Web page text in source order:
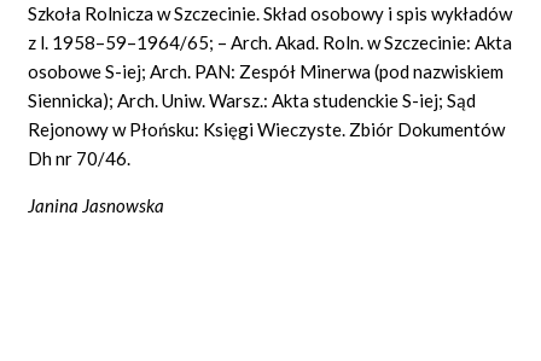
Szkoła Rolnicza w Szczecinie. Skład osobowy i spis wykładów
z l. 1958–59–1964/65; – Arch. Akad. Roln. w Szczecinie: Akta
osobowe S-iej; Arch. PAN: Zespół Minerwa (pod nazwiskiem
Siennicka); Arch. Uniw. Warsz.: Akta studenckie S-iej; Sąd
Rejonowy w Płońsku: Księgi Wieczyste. Zbiór Dokumentów
Dh nr 70/46.
Janina Jasnowska